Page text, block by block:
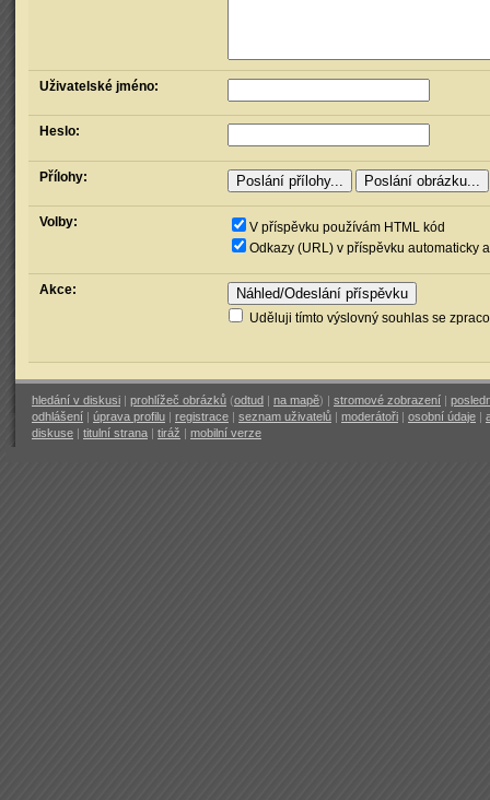
Uživatelské jméno:
Heslo:
Přílohy:
Volby:
V příspěvku používám HTML kód
Odkazy (URL) v příspěvku automaticky
Akce:
Uděluji tímto výslovný souhlas se
hledání v diskusi | prohlížeč obrázků (odtud | na mapě) | stromové zobrazení |
odhlášení | úprava profilu | registrace | seznam uživatelů | moderátoři | osobní údaje |
diskuse | titulní strana | tiráž | mobilní verze